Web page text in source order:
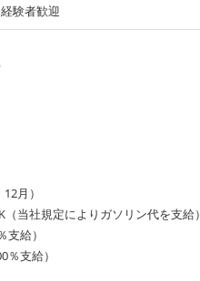
験者歓迎
月）
当社規定によりガソリン代を支給）
給）
支給）